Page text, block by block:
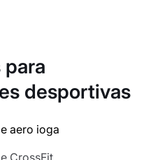
para
desportivas
aero ioga